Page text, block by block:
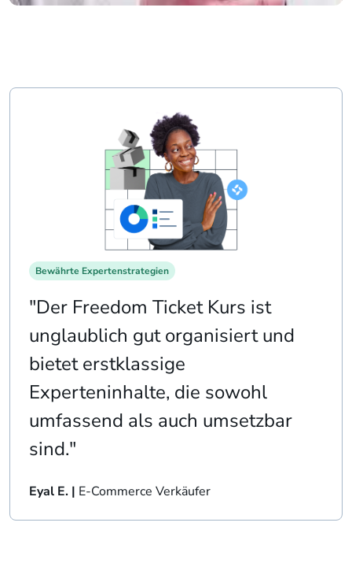
Bewährte Expertenstrategien
"Der Freedom Ticket Kurs ist
unglaublich gut organisiert und
bietet erstklassige
Experteninhalte, die sowohl
umfassend als auch umsetzbar
sind."
Eyal E. | E-Commerce Verkäufer